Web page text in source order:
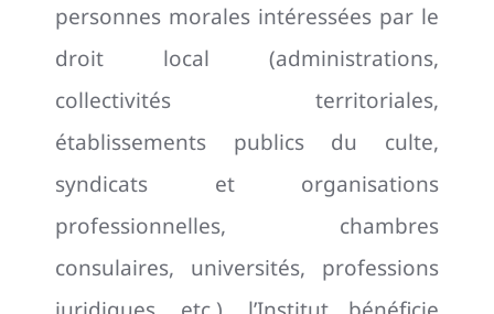
personnes morales intéressées par le
droit local (administrations,
collectivités territoriales,
établissements publics du culte,
syndicats et organisations
professionnelles, chambres
consulaires, universités, professions